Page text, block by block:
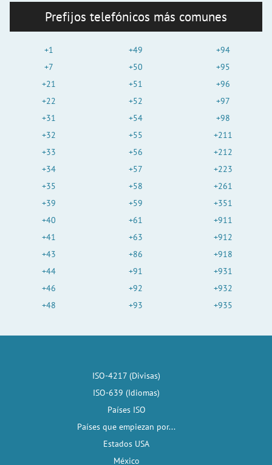
Prefijos telefónicos más comunes
+1
+7
+21
+22
+31
+32
+33
+34
+35
+39
+40
+41
+43
+44
+46
+48
+49
+50
+51
+52
+54
+55
+56
+57
+58
+59
+61
+63
+86
+91
+92
+93
+94
+95
+96
+97
+98
+211
+212
+223
+261
+351
+911
+912
+918
+931
+932
+935
ISO-4217 (Divisas)
ISO-639 (Idiomas)
Países ISO
Países que empiezan por...
Estados USA
México